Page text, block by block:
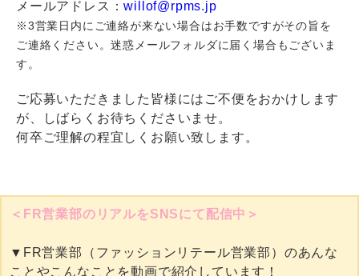
メールアドレス：willof@rpms.jp
※3営業日内にご連絡が来ない場合はお手数ですがその旨を
ご連絡ください。迷惑メールフォルダに届く場合もございま
す。
ご応募いただきました皆様にはご不便をおかけします
が、しばらくお待ちくださいませ。
何卒ご理解の程宜しくお願い致します。
＜FR営業部のリアルをSNSにて配信中＞
▼FR営業部（ファッションリテール営業部）のあんな
ことやこんなことを動画で紹介しています！